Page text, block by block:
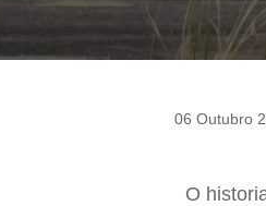
06 Outubro
O